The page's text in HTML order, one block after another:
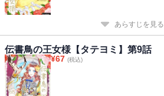
あらすじを見る
伝書鳥の王女様【タテヨミ】第9話
¥67 (税込)